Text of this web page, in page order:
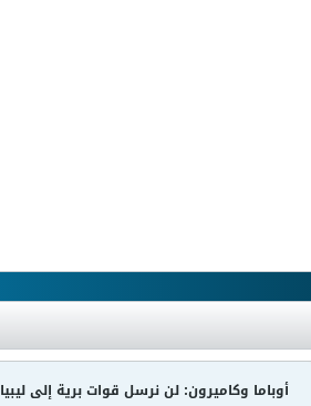
أوباما وكاميرون: لن نرسل قوات برية إلى ليبيا